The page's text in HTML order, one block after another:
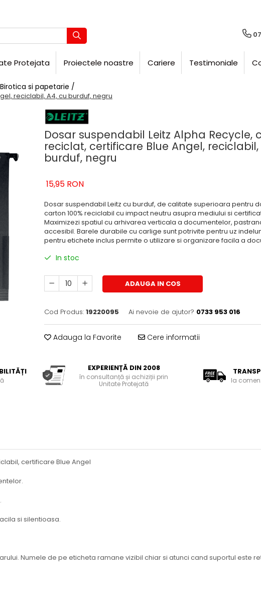
Protejata Proiectele noastre Cariere Testimoniale
Birotica si papetarie /
reciclabil, A4, cu burduf, negru
Dosar suspendabil Leitz Alpha Recycle,
reciclat, certificare Blue Angel, reciclabil,
burduf, negru
15,95 RON
Dosar suspendabil Leitz cu burduf, de calitate superioara pentru
carton 100% reciclabil cu impact neutru asupra mediului si
Maximizezi spatiul cu arhivarea verticala a documentelor,
accesibil. Barele durabile cu carlige sunt potrivite pentru uz
pentru etichete inclus permite o utilizare si organizare facila a
In stoc
ADAUGA IN COS
Cod Produs: 19220095 Ai nevoie de ajutor? 0733 953 016
Adauga la Favorite Cere informatii
EXPERIENȚĂ DIN 2008
în consultanță și achiziții prin
Unitate Protejată
la
certificare Blue Angel
si silentioasa.
Numele de pe eticheta ramane vizibil chiar si atunci cand suportul este